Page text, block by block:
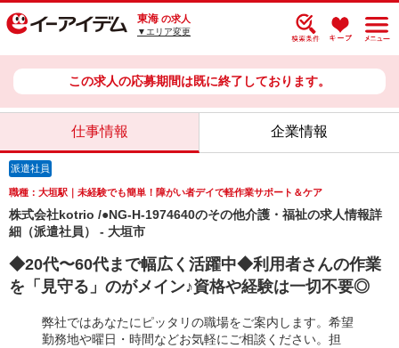
東海 の求人
▼エリア変更
この求人の応募期間は既に終了しております。
仕事情報 企業情報
派遣社員
職種：大垣駅｜未経験でも簡単！障がい者デイで軽作業サポート＆ケア
株式会社kotrio /●NG-H-1974640のその他介護・福祉の求人情報詳
細（派遣社員） - 大垣市
◆20代〜60代まで幅広く活躍中◆利用者さんの作業
を「見守る」のがメイン♪資格や経験は一切不要◎
弊社ではあなたにピッタリの職場をご案内します。希望
勤務地や曜日・時間などお気軽にご相談ください。担